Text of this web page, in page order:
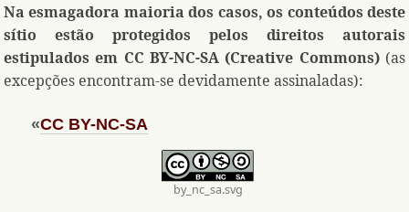
Na esmagadora maioria dos casos, os conteúdos deste
sítio estão protegidos pelos direitos autorais
estipulados em CC BY-NC-SA (Creative Commons)(as
excepções encontram-se devidamente assinaladas):
«CC BY-NC-SA
by_nc_sa.svg